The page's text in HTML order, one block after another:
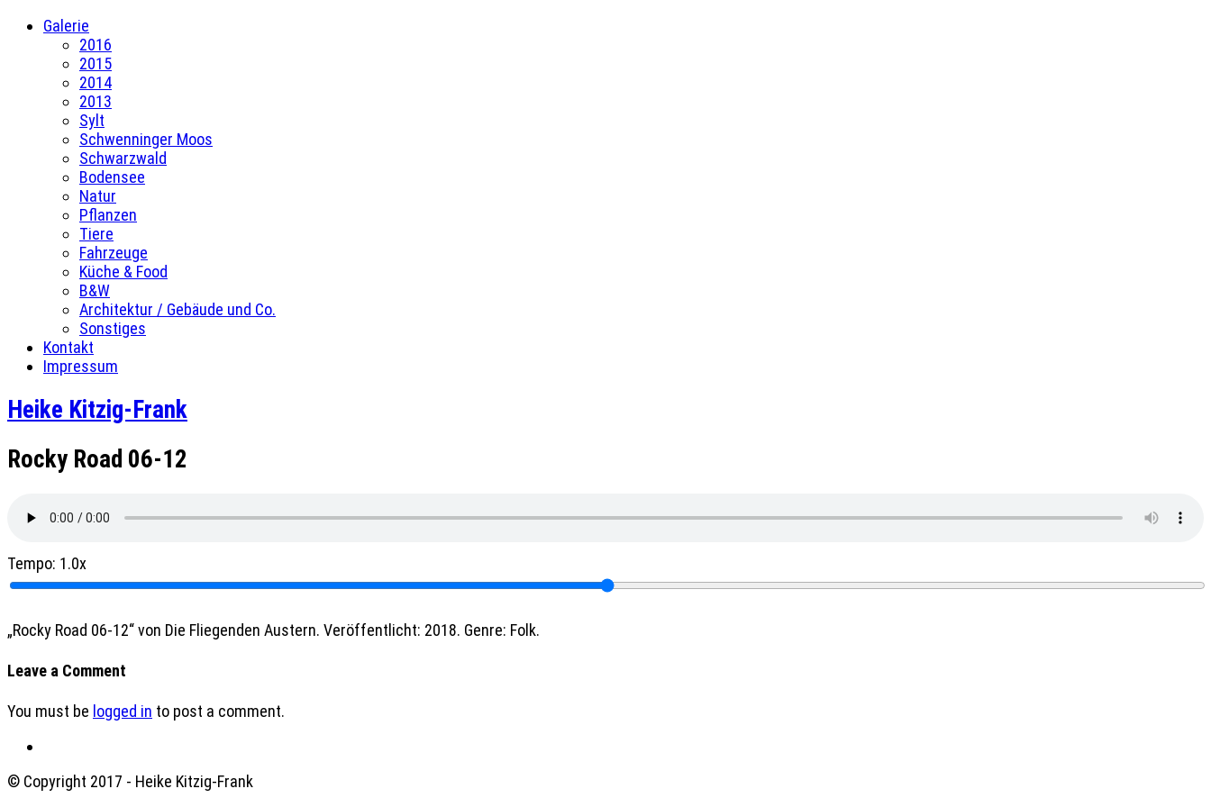
Galerie
2016
2015
2014
2013
Sylt
Schwenninger Moos
Schwarzwald
Bodensee
Natur
Pflanzen
Tiere
Fahrzeuge
Küche & Food
B&W
Architektur / Gebäude und Co.
Sonstiges
Kontakt
Impressum
Heike Kitzig-Frank
Rocky Road 06-12
Tempo: 1.0x
„Rocky Road 06-12“ von Die Fliegenden Austern. Veröffentlicht: 2018. Genre: Folk.
Leave a Comment
You must be logged in to post a comment.
© Copyright 2017 - Heike Kitzig-Frank